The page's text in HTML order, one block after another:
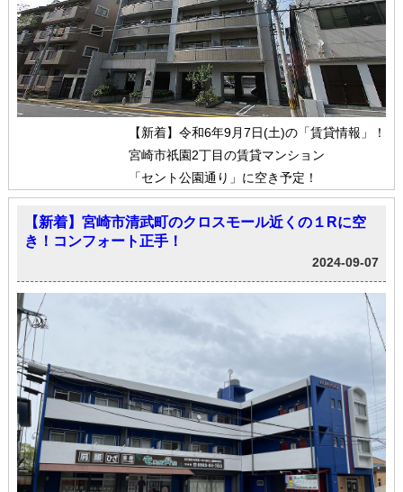
【新着】令和6年9月7日(土)の「賃貸情報」！
宮崎市祇園2丁目の賃貸マンション
「セント公園通り」に空き予定！
【新着】宮崎市清武町のクロスモール近くの１Rに空
き！コンフォート正手！
2024-09-07